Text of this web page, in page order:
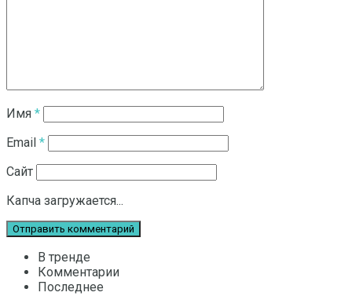
Имя *
Email *
Сайт
Капча загружается...
В тренде
Комментарии
Последнее